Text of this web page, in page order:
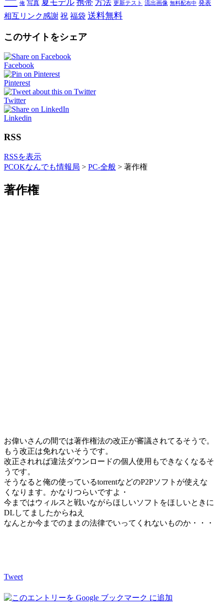
俺 写真 更新テスト 流出画像 無料配布中 発表
相互リンク感謝 祝 福袋 送料無料
このサイトをシェア
Facebook
Pinterest
Twitter
Linkedin
RSS
RSSを表示
PCOKなんでも情報局 > PC-全般 > 著作権
著作権
お偉いさんの間では著作権法の改正が審議されてるそうで。
もう改正は免れないそうです。
改正されれば違法ダウンロードの個人使用もできなくなるそ
うです。
そうなると俺の使っているtorrentなどのP2Pソフトが使えな
くなります。かなりつらいですよ・
今まではウィルスと戦いながらほしいソフトをほしいときに
DLしてましたからねえ
なんとか今までのままの法律でいってくれないものか・・・
Tweet